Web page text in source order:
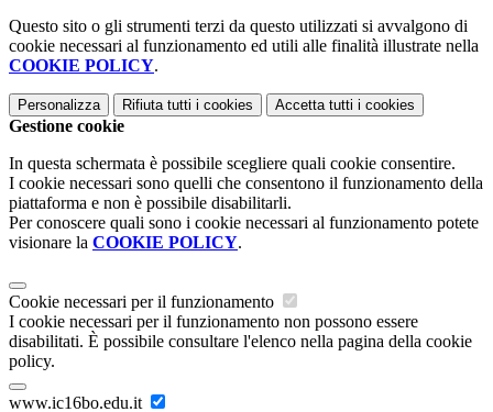
Questo sito o gli strumenti terzi da questo utilizzati si avvalgono di
cookie necessari al funzionamento ed utili alle finalità illustrate nella
COOKIE POLICY.
Personalizza Rifiuta tutti i cookies Accetta tutti i cookies
Gestione cookie
In questa schermata è possibile scegliere quali cookie consentire.
I cookie necessari sono quelli che consentono il funzionamento della
piattaforma e non è possibile disabilitarli.
Per conoscere quali sono i cookie necessari al funzionamento potete
visionare la COOKIE POLICY.
Cookie necessari per il funzionamento
I cookie necessari per il funzionamento non possono essere
disabilitati. È possibile consultare l'elenco nella pagina della cookie
policy.
www.ic16bo.edu.it